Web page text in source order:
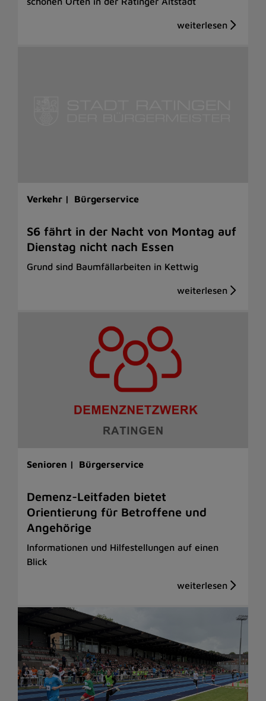
Verkehr | Bürgerservice
S6 fährt in der Nacht von Montag auf
Dienstag nicht nach Essen
Grund sind Baumfällarbeiten in Kettwig
Senioren | Bürgerservice
Demenz-Leitfaden bietet
Orientierung für Betroffene und
Angehörige
Informationen und Hilfestellungen auf einen
Blick